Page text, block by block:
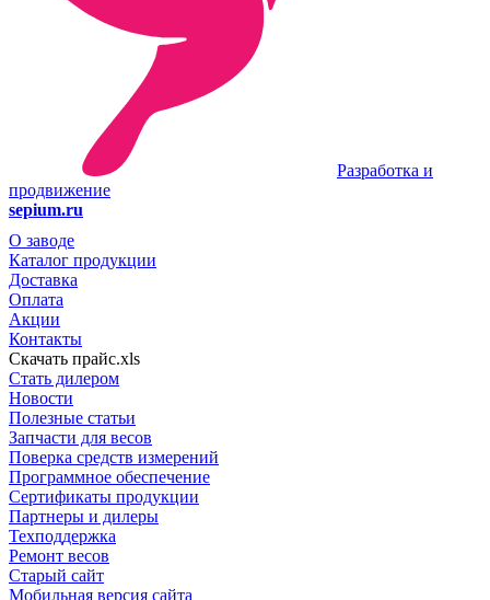
Разработка и
продвижение
sepium.ru
О заводе
Каталог продукции
Доставка
Оплата
Акции
Контакты
Скачать прайс.xls
Стать дилером
Новости
Полезные статьи
Запчасти для весов
Поверка средств измерений
Программное обеспечение
Сертификаты продукции
Партнеры и дилеры
Техподдержка
Ремонт весов
Старый сайт
Мобильная версия сайта